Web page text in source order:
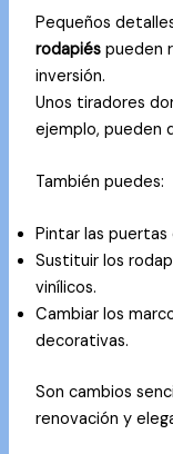
Pequeños
rodapiéspueden
inversión.
Unos tiradores
ejemplo, pueden
También puedes:
Pintar las puertas
Sustituir los
vinílicos.
Cambiar los
decorativas.
Son cambios
renovación y